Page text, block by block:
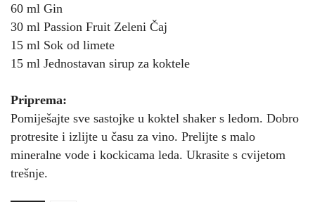
60 ml Gin
30 ml Passion Fruit Zeleni Čaj
15 ml Sok od limete
15 ml Jednostavan sirup za koktele
Priprema:
Pomiješajte sve sastojke u koktel shaker s ledom. Dobro
protresite i izlijte u času za vino. Prelijte s malo
mineralne vode i kockicama leda. Ukrasite s cvijetom
trešnje.